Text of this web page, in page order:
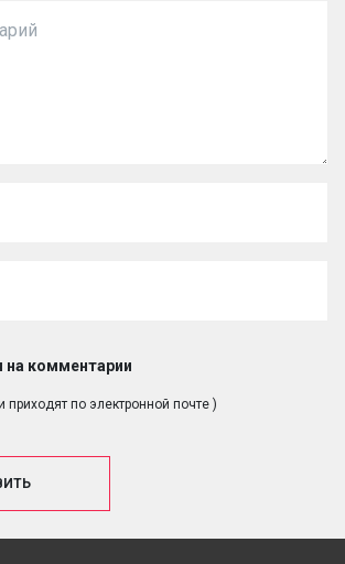
на комментарии
по электронной почте )